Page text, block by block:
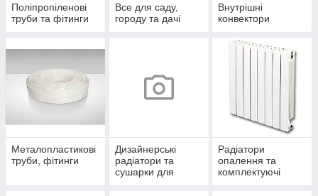
Поліпропіленові
труби та фітинги
Все для саду,
городу та дачі
Внутрішні
конвектори
Металопластикові
труби, фітинги
Дизайнерські
радіатори та
сушарки для
Радіатори
опалення та
комплектуючі